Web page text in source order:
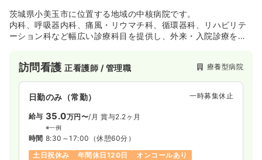
茨城県小美玉市に位置する地域の中核病院です。
内科、呼吸器内科、痛風・リウマチ科、循環器科、リハビリテ
ーション科など幅広い診療科目を提供し、外来・入院診療を行
た医療活動として、送迎バスの運行や健康情報の提供を行い、
住民の健康意識向上に努めています。最寄り駅からのアクセス
も良好で、地域の皆様に信頼される医療サービスを提供してい
訪問看護正看護師 / 管理職 療養型病院
日勤のみ（常勤） 一時募集休止
給与 35.0万円〜/月 賞与2.2ヶ月
※一例
時間 8:30～17:00 （休憩60分）
土日祝休み
年間休日120日
オンコールあり